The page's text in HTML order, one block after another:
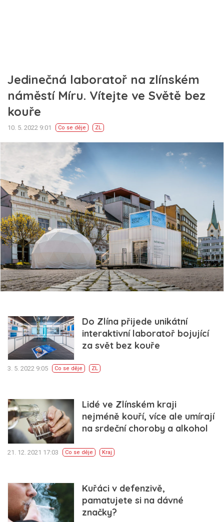
Jedinečná laboratoř na zlínském
náměstí Míru. Vítejte ve Světě bez
kouře
10. 5. 2022 9:01 Co se děje ZL
Do Zlína přijede unikátní
interaktivní laboratoř bojující
za svět bez kouře
3. 5. 2022 9:05 Co se děje ZL
Lidé ve Zlínském kraji
nejméně kouří, více ale umírají
na srdeční choroby a alkohol
21. 12. 2021 17:03 Co se děje Kraj
Kuřáci v defenzivě,
pamatujete si na dávné
značky?